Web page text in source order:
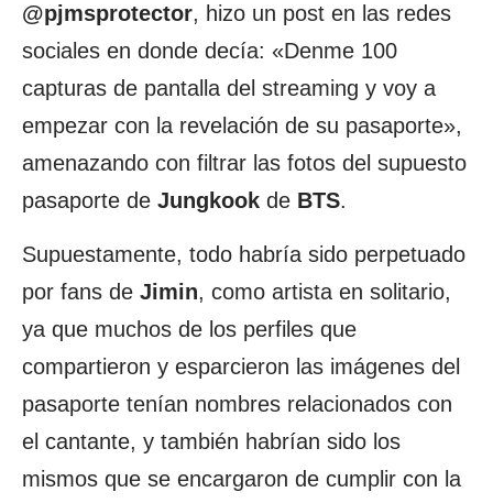
@pjmsprotector, hizo un post en las redes
sociales en donde decía: «Denme 100
capturas de pantalla del streaming y voy a
empezar con la revelación de su pasaporte»,
amenazando con filtrar las fotos del supuesto
pasaporte de Jungkook de BTS.
Supuestamente, todo habría sido perpetuado
por fans de Jimin, como artista en solitario,
ya que muchos de los perfiles que
compartieron y esparcieron las imágenes del
pasaporte tenían nombres relacionados con
el cantante, y también habrían sido los
mismos que se encargaron de cumplir con la